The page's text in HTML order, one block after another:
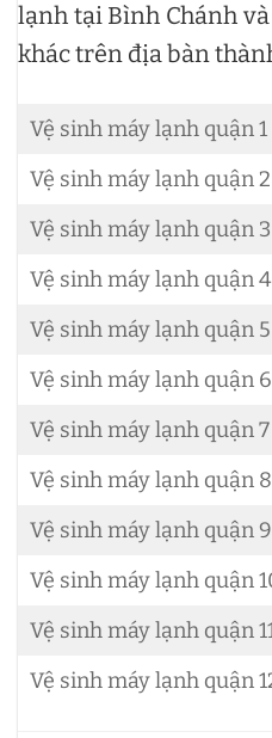
lạnh tại Bình Chánh
khác trên địa bàn
Vệ sinh máy lạnh quận 1
Vệ sinh máy lạnh quận 2
Vệ sinh máy lạnh quận 3
Vệ sinh máy lạnh quận 4
Vệ sinh máy lạnh quận 5
Vệ sinh máy lạnh quận 6
Vệ sinh máy lạnh quận 7
Vệ sinh máy lạnh quận 8
Vệ sinh máy lạnh quận 9
Vệ sinh máy lạnh quận
Vệ sinh máy lạnh quận
Vệ sinh máy lạnh quận